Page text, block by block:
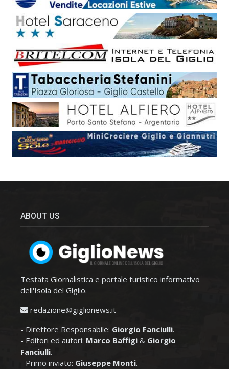
ABOUT US
Testata Giornalistica e portale turistico informativo
dell'Isola del Giglio.
redazione@giglionews.it
- Direttore Responsabile: Giorgio Fanciulli.
- Editori ed autori: Marco Baffigi & Giorgio
Fanciulli.
- Primo inviato: Giuseppe Monti.